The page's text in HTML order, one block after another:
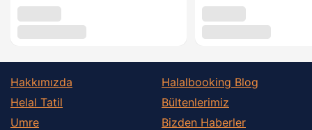
Hakkımızda
Helal Tatil
Umre
Halalbooking Blog
Bültenlerimiz
Bizden Haberler